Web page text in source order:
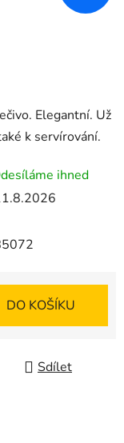
Elegantní. Už
k servírování.
ihned
DO KOŠÍKU
Sdílet